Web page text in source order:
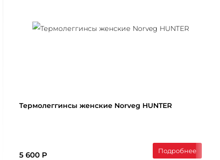
Термолеггинcы женские Norveg HUNTER
5 600 Р Подробнее